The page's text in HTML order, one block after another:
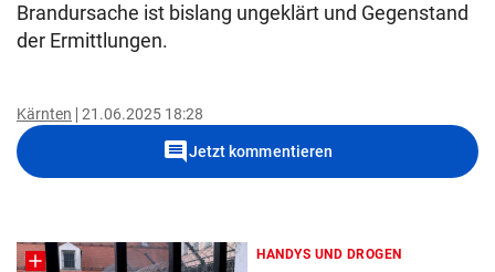
Brandursache ist bislang ungeklärt und Gegenstand
der Ermittlungen.
Kärnten 21.06.2025 18:28
commentJetzt kommentieren
HANDYS UND DROGEN